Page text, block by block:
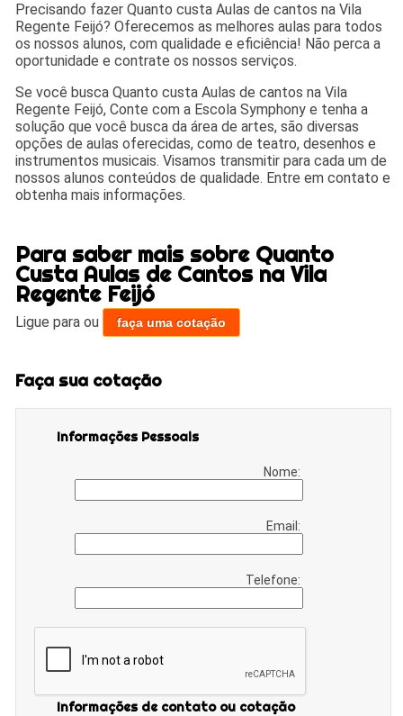
Precisando fazer Quanto custa Aulas de cantos na Vila
Regente Feijó? Oferecemos as melhores aulas para todos
os nossos alunos, com qualidade e eficiência! Não perca a
oportunidade e contrate os nossos serviços.
Se você busca Quanto custa Aulas de cantos na Vila
Regente Feijó, Conte com a Escola Symphony e tenha a
solução que você busca da área de artes, são diversas
opções de aulas oferecidas, como de teatro, desenhos e
instrumentos musicais. Visamos transmitir para cada um de
nossos alunos conteúdos de qualidade. Entre em contato e
obtenha mais informações.
Para saber mais sobre Quanto
Custa Aulas de Cantos na Vila
Regente Feijó
Ligue paraou faça uma cotação
Faça sua cotação
Informações Pessoais
Nome:
Email:
Telefone:
Informações de contato ou cotação